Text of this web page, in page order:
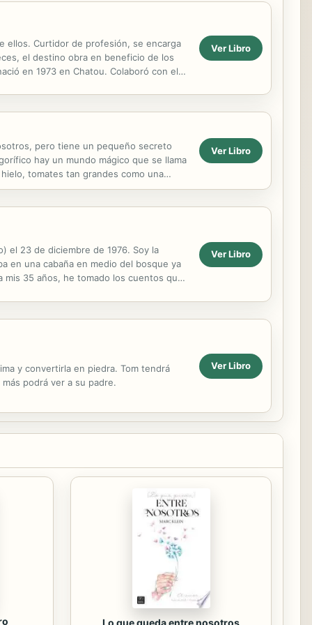
ellos. Curtidor de profesión, se encarga
el destino obra en beneficio de los
en 1973 en Chatou. Colaboró con el
Ver Libro
pero tiene un pequeño secreto
hay un mundo mágico que se llama
tomates tan grandes como una
...
Ver Libro
el 23 de diciembre de 1976. Soy la
en una cabaña en medio del bosque ya
35 años, he tomado los cuentos que
Ver Libro
y convertirla en piedra. Tom tendrá
podrá ver a su padre.
Ver Libro